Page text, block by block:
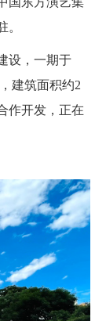
。
设，一期于
建筑面积约2
作开发，正在